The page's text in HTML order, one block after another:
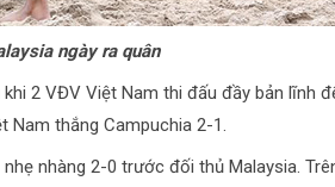
ngày ra quân
2 VĐV Việt Nam thi đấu đầy bản lĩnh
Nam thắng Campuchia 2-1.
nhàng 2-0 trước đối thủ Malaysia.